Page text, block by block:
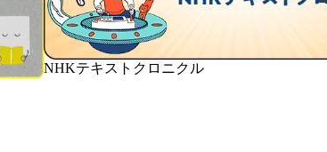
NHKテキストクロニクル